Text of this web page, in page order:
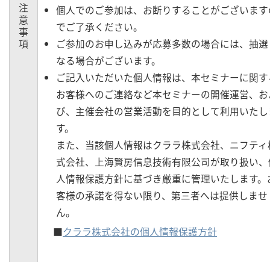
注
意
事
項
個人でのご参加は、お断りすることがございま
でご了承ください。
ご参加のお申し込みが応募多数の場合には、抽
なる場合がございます。
ご記入いただいた個人情報は、本セミナーに関
お客様へのご連絡など本セミナーの開催運営、
び、主催会社の営業活動を目的として利用いた
す。
また、当該個人情報はクララ株式会社、ニフテ
式会社、上海賢房信息技術有限公司が取り扱い
人情報保護方針に基づき厳重に管理いたします。
客様の承諾を得ない限り、第三者へは提供しませ
ん。
■クララ株式会社の個人情報保護方針